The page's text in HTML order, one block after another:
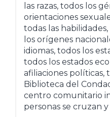
las razas, todos los
orientaciones
todas las
los orígenes
idiomas, todos los
todos los estados
afiliaciones políticas,
Biblioteca del
centro comunitario
personas se cruzan